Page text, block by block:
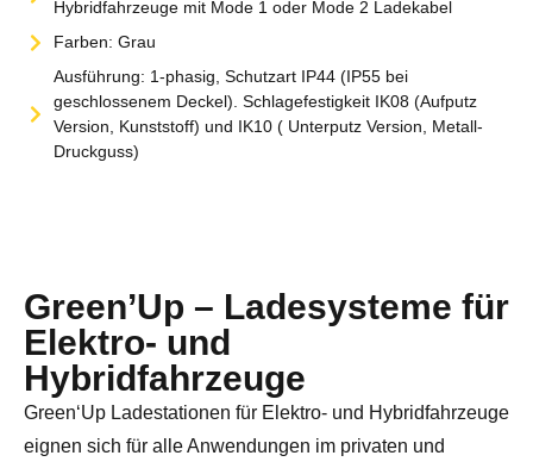
Hybridfahrzeuge mit Mode 1 oder Mode 2 Ladekabel
Farben: Grau
Ausführung: 1-phasig, Schutzart IP44 (IP55 bei
geschlossenem Deckel). Schlagefestigkeit IK08 (Aufputz
Version, Kunststoff) und IK10 ( Unterputz Version, Metall-
Druckguss)
Green’Up – Ladesysteme für
Elektro- und
Hybridfahrzeuge
Green‘Up Ladestationen für Elektro- und Hybridfahrzeuge
eignen sich für alle Anwendungen im privaten und